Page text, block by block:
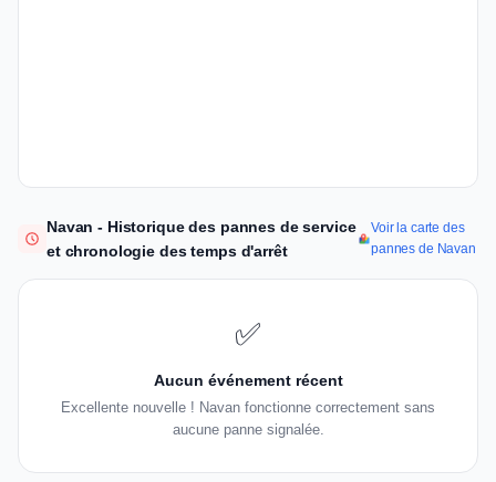
Navan - Historique des pannes de service
et chronologie des temps d'arrêt
Voir la carte des
pannes de Navan
✅
Aucun événement récent
Excellente nouvelle ! Navan fonctionne correctement sans
aucune panne signalée.